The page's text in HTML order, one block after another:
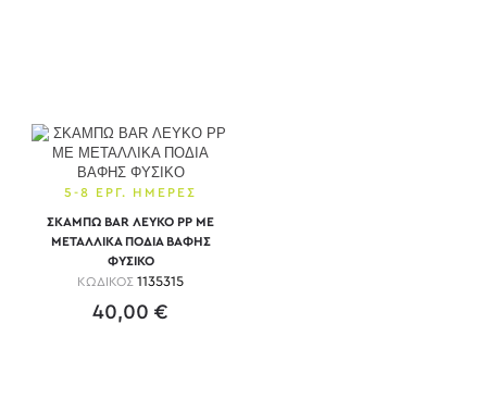
5-8 ΕΡΓ. ΗΜΕΡΕΣ
ΣΚΑΜΠΩ BAR ΛΕΥΚΟ PP ΜΕ
ΜΕΤΑΛΛΙΚΑ ΠΟΔΙΑ ΒΑΦΗΣ
ΦΥΣΙΚΟ
ΚΩΔΙΚΟΣ 1135315
40,00 €